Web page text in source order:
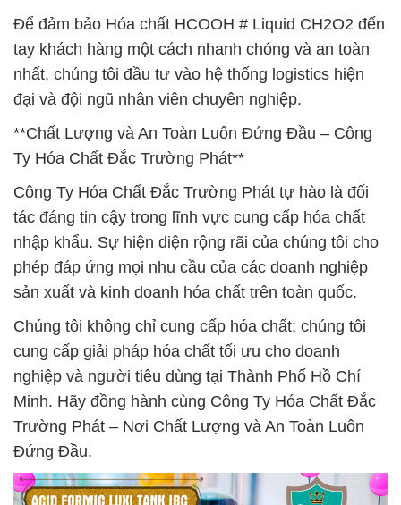
Để đảm bảo Hóa chất HCOOH # Liquid CH2O2 đến
tay khách hàng một cách nhanh chóng và an toàn
nhất, chúng tôi đầu tư vào hệ thống logistics hiện
đại và đội ngũ nhân viên chuyên nghiệp.
**Chất Lượng và An Toàn Luôn Đứng Đầu – Công
Ty Hóa Chất Đắc Trường Phát**
Công Ty Hóa Chất Đắc Trường Phát tự hào là đối
tác đáng tin cậy trong lĩnh vực cung cấp hóa chất
nhập khẩu. Sự hiện diện rộng rãi của chúng tôi cho
phép đáp ứng mọi nhu cầu của các doanh nghiệp
sản xuất và kinh doanh hóa chất trên toàn quốc.
Chúng tôi không chỉ cung cấp hóa chất; chúng tôi
cung cấp giải pháp hóa chất tối ưu cho doanh
nghiệp và người tiêu dùng tại Thành Phố Hồ Chí
Minh. Hãy đồng hành cùng Công Ty Hóa Chất Đắc
Trường Phát – Nơi Chất Lượng và An Toàn Luôn
Đứng Đầu.